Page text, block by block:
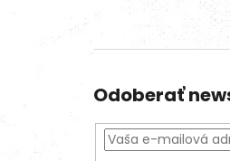
Odoberať